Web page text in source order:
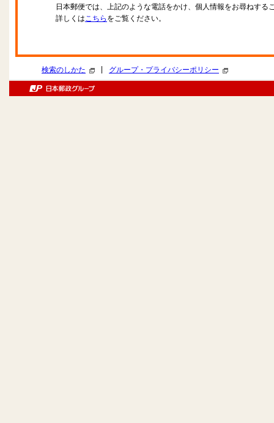
日本郵便では、上記のような電話をかけ、個人情報をお尋ねする
詳しくはこちら をご覧ください。
検索のしかた グループ・プライバシーポリシー